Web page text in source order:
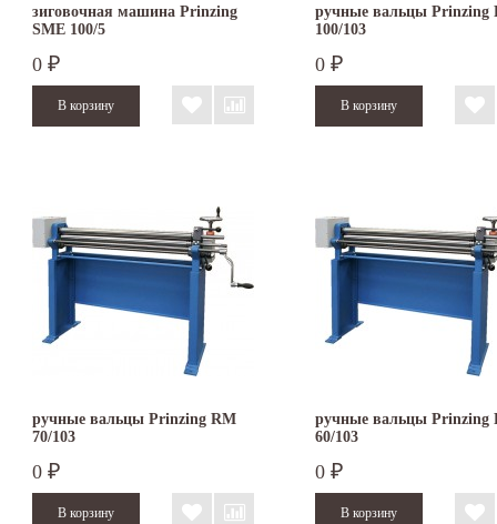
зиговочная машина Prinzing
SMЕ 100/5
0 ₽
ручные вальцы Prinzing
100/103
0 ₽
ручные вальцы Prinzing RM
70/103
0 ₽
ручные вальцы Prinzing
60/103
0 ₽